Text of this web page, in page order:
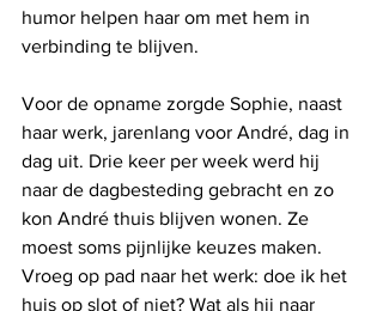
humor helpen haar om met hem in
verbinding te blijven.
Voor de opname zorgde Sophie, naast
haar werk, jarenlang voor André, dag in
dag uit. Drie keer per week werd hij
naar de dagbesteding gebracht en zo
kon André thuis blijven wonen. Ze
moest soms pijnlijke keuzes maken.
Vroeg op pad naar het werk: doe ik het
huis op slot of niet? Wat als hij naar